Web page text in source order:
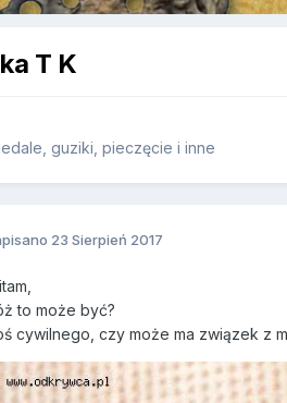
T K
guziki, pieczęcie i inne
23 Sierpień 2017
to może być?
cywilnego, czy może ma związek z